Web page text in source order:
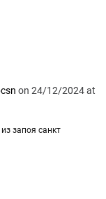
on 24/12/2024 at
запоя санкт